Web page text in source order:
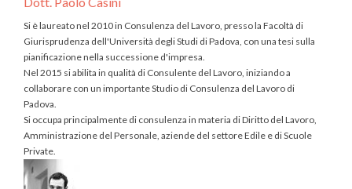
Si è laureato nel 2010 in Consulenza del Lavoro, presso la Facoltà di
Giurisprudenza dell'Università degli Studi di Padova, con una tesi sulla
pianificazione nella successione d'impresa.
Nel 2015 si abilita in qualità di Consulente del Lavoro, iniziando a
collaborare con un importante Studio di Consulenza del Lavoro di
Padova.
Si occupa principalmente di consulenza in materia di Diritto del Lavoro,
Amministrazione del Personale, aziende del settore Edile e di Scuole
Private.